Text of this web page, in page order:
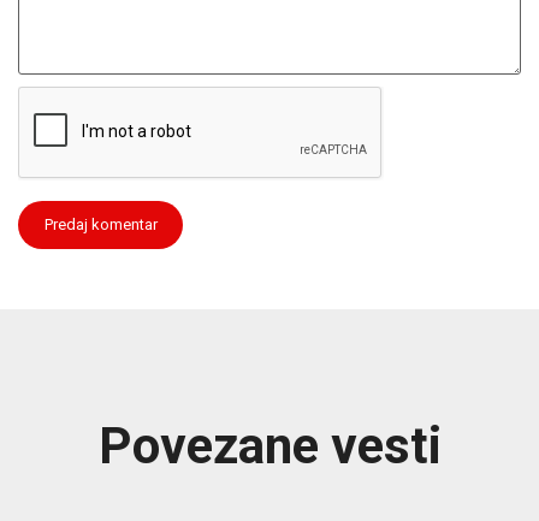
Povezane vesti